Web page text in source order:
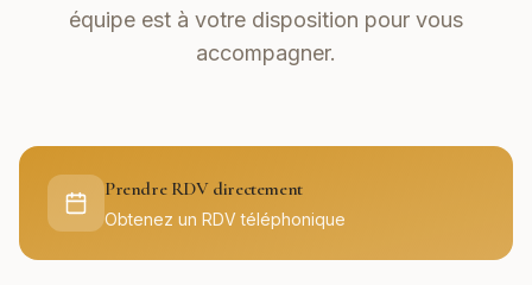
équipe est à votre disposition pour vous
accompagner.
Prendre RDV directement
Obtenez un RDV téléphonique